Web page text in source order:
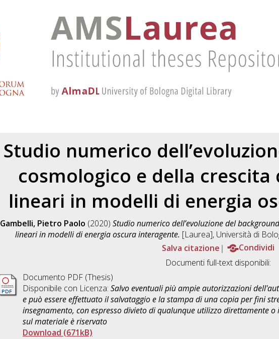
Studio numerico
cosmologico e della
lineari in modelli di energia
Gambelli, Pietro Paolo (2020) Studio numerico dell’evoluzione del
lineari in modelli di energia oscura interagente. [Laurea], Università di
Salva citazione
Condividi
Documenti full-text disponibili:
Documento PDF (Thesis)
Disponibile con Licenza: Salvo eventuali più ampie autorizzazioni
e può essere effettuato il salvataggio e la stampa di una copia per fini
insegnamento, con espresso divieto di qualunque utilizzo direttamente
sul materiale è riservato
Download (671kB)